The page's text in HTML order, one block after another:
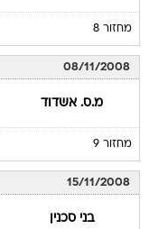
מחזור 8
08/11/2008
מ.ס. אשדוד
מחזור 9
15/11/2008
בני סכנין